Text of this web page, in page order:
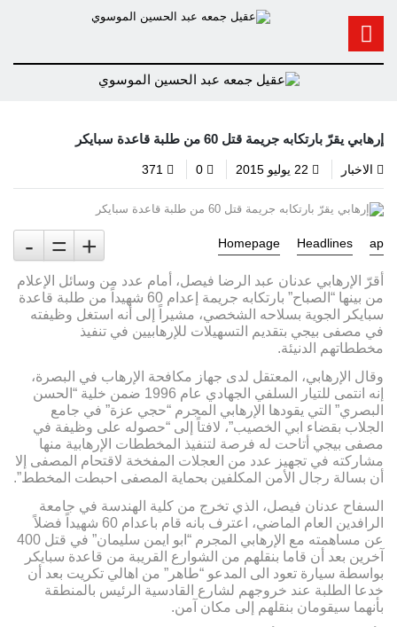
إرهابي يقرّ بارتكابه جريمة قتل 60 من طلبة قاعدة سبايكر
الاخبار
ap
Headlines
Homepage
+
=
-
أقرّ الإرهابي عدنان عبد الرضا فيصل، أمام عدد من وسائل الإعلام
من بينها “الصباح” بارتكابه جريمة إعدام 60 شهيداً من طلبة قاعدة
سبايكر الجوية بسلاحه الشخصي، مشيراً إلى أنه استغل وظيفته
في مصفى بيجي بتقديم التسهيلات للإرهابيين في تنفيذ
مخططاتهم الدنيئة.
وقال الإرهابي، المعتقل لدى جهاز مكافحة الإرهاب في البصرة،
إنه انتمى للتيار السلفي الجهادي عام 1996 ضمن خلية “الحسن
البصري” التي يقودها الإرهابي المجرم “حجي عزة” في جامع
الجلاب بقضاء ابي الخصيب”، لافتاً إلى “حصوله على وظيفة في
مصفى بيجي أتاحت له فرصة لتنفيذ المخططات الإرهابية منها
مشاركته في تجهيز عدد من العجلات المفخخة لاقتحام المصفى إلا
أن بسالة رجال الأمن المكلفين بحماية المصفى احبطت المخطط”.
السفاح عدنان فيصل، الذي تخرج من كلية الهندسة في جامعة
الرافدين العام الماضي، اعترف بانه قام باعدام 60 شهيداً فضلاً
عن مساهمته مع الإرهابي المجرم “ابو ايمن سليمان” في قتل 400
آخرين بعد أن قاما بنقلهم من الشوارع القريبة من قاعدة سبايكر
بواسطة سيارة تعود الى المدعو “طاهر” من اهالي تكريت بعد أن
خدعا الطلبة عند خروجهم لشارع القادسية الرئيس بالمنطقة
بأنهما سيقومان بنقلهم إلى مكان آمن.